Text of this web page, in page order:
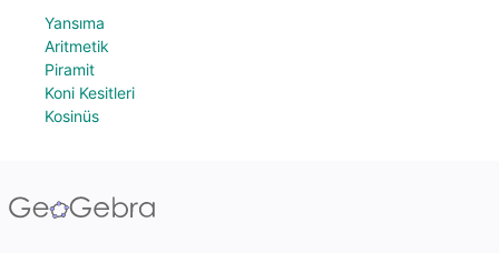
Yansıma
Aritmetik
Piramit
Koni Kesitleri
Kosinüs